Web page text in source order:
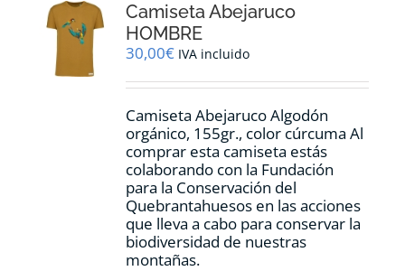
se
elegir
en
la
de
producto
Camiseta Abejaruco
HOMBRE
30,00€ IVA incluido
Camiseta Abejaruco Algodón
orgánico, 155gr., color cúrcuma Al
comprar esta camiseta estás
colaborando con la Fundación
para la Conservación del
Quebrantahuesos en las acciones
que lleva a cabo para conservar la
biodiversidad de nuestras
montañas.